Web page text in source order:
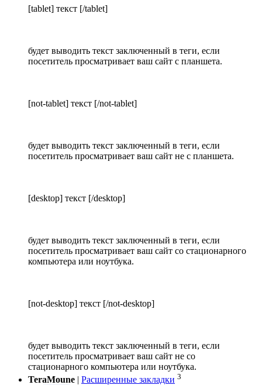
[tablet] текст [/tablet]
будет выводить текст заключенный в теги, если
посетитель просматривает ваш сайт с планшета.
[not-tablet] текст [/not-tablet]
будет выводить текст заключенный в теги, если
посетитель просматривает ваш сайт не с планшета.
[desktop] текст [/desktop]
будет выводить текст заключенный в теги, если
посетитель просматривает ваш сайт со стационарного
компьютера или ноутбука.
[not-desktop] текст [/not-desktop]
будет выводить текст заключенный в теги, если
посетитель просматривает ваш сайт не со
стационарного компьютера или ноутбука.
TeraMoune | Расширенные закладки 3